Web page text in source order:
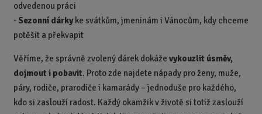
odvedenou práci
- Sezonní dárkyke svátkům, jmeninám i Vánocům, kdy chceme
potěšit a překvapit
Věříme, že správně zvolený dárek dokáže vykouzlit úsměv,
dojmout i pobavit. Proto zde najdete nápady pro ženy, muže,
páry, rodiče, prarodiče i kamarády – jednoduše pro každého,
kdo si zaslouží radost. Každý okamžik v životě si totiž zaslouží